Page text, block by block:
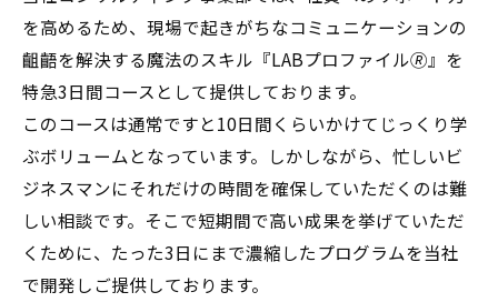
を高めるため、現場で起きがちなコミュニケーションの
齟齬を解決する魔法のスキル『LABプロファイル🄬』を
特急3日間コースとして提供しております。
このコースは通常ですと10日間くらいかけてじっくり学
ぶボリュームとなっています。しかしながら、忙しいビ
ジネスマンにそれだけの時間を確保していただくのは難
しい相談です。そこで短期間で高い成果を挙げていただ
くために、たった3日にまで濃縮したプログラムを当社
で開発しご提供しております。